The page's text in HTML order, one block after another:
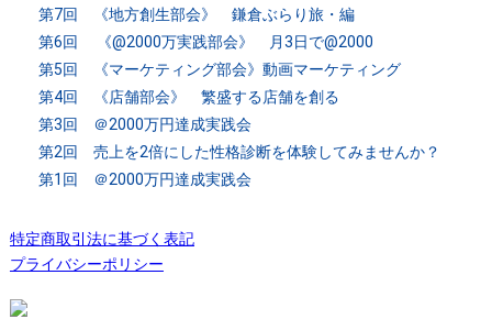
第7回 《地方創生部会》 鎌倉ぶらり旅・編
第6回 《@2000万実践部会》 月3日で@2000
第5回 《マーケティング部会》動画マーケティング
第4回 《店舗部会》 繁盛する店舗を創る
第3回 ＠2000万円達成実践会
第2回 売上を2倍にした性格診断を体験してみませんか？
第1回 ＠2000万円達成実践会
特定商取引法に基づく表記
プライバシーポリシー